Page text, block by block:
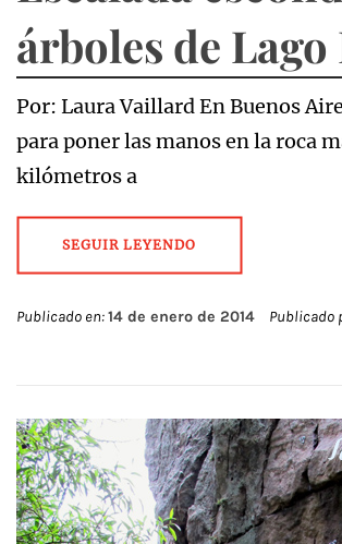
árboles de Lago
Por: Laura Vaillard En Buenos
para poner las manos en la roca
kilómetros a
SEGUIR LEYENDO
Publicado en:14 de enero de 2014 Publicado